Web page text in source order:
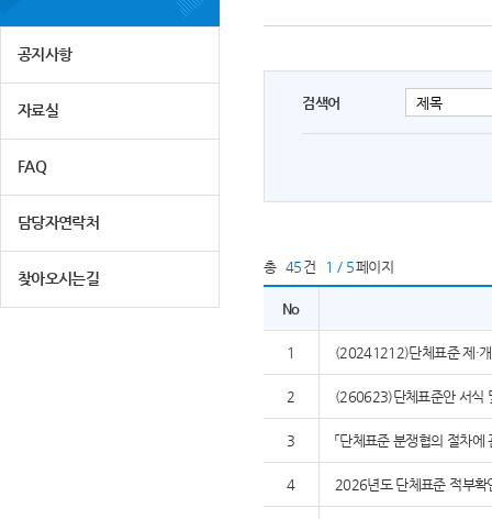
공지사항
자료실
FAQ
담당자연락처
찾아오시는길
검색어
총 45 건 1 / 5페이지
No
1 (20241212)단체표준 제·
2 (260623)단체표준안 서식
3 「단체표준 분쟁협의 절차에
4 2026년도 단체표준 적부확